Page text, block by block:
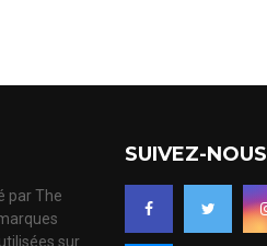
par The
sur
SUIVEZ-NOUS